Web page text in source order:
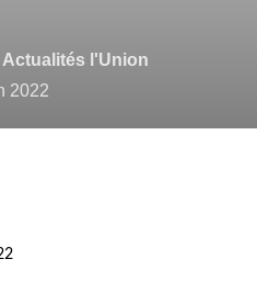
Actualités l'Union
2022